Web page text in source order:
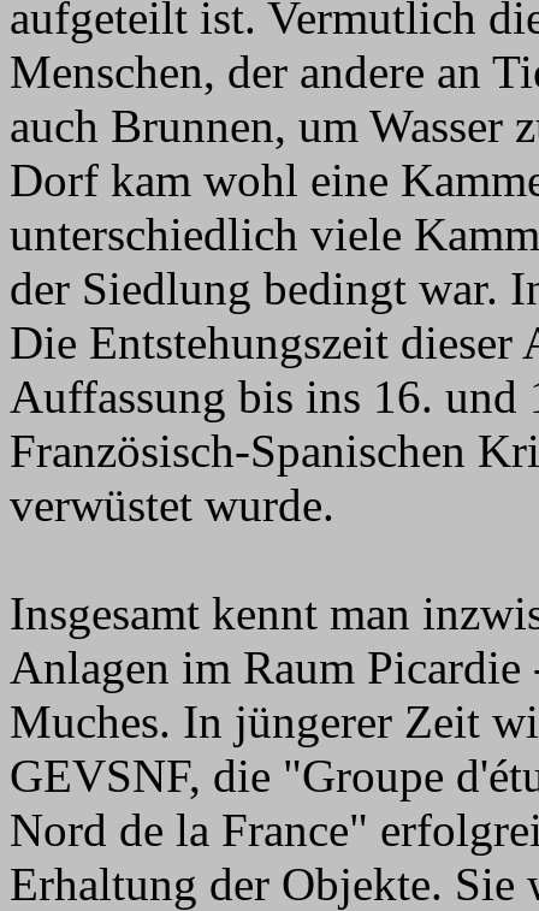
aufgeteilt ist. Vermutlich
Menschen, der andere an
auch Brunnen, um Wasser
Dorf kam wohl eine
unterschiedlich viele
der Siedlung bedingt war.
Die Entstehungszeit
Auffassung bis ins 16.
Französisch-Spanischen
verwüstet wurde.
Insgesamt kennt man
Anlagen im Raum
Muches. In jüngerer Zeit
GEVSNF, die "Groupe
Nord de la France"
Erhaltung der Objekte. Sie